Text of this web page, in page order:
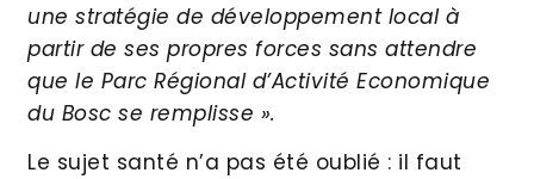
une stratégie de développement local à
partir de ses propres forces sans attendre
que le Parc Régional d’Activité Economique
du Bosc se remplisse ».
Le sujet santé n’a pas été oublié : il faut